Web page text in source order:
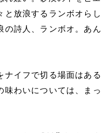
と放浪するランボオらし
の詩人、ランボオ。あん
ナイフで切る場面はある
味わいについては、まっ